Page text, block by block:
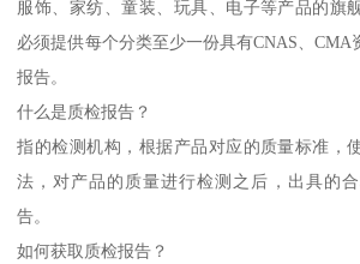
服饰、家纺、童装、玩具、电子等产品的旗
必须提供每个分类至少一份具有CNAS、CMA
报告。
什么是质检报告？
指的检测机构，根据产品对应的质量标准，
法，对产品的质量进行检测之后，出具的
告。
如何获取质检报告？